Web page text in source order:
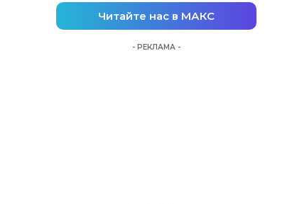
Читайте нас в МАКС
- РЕКЛАМА -